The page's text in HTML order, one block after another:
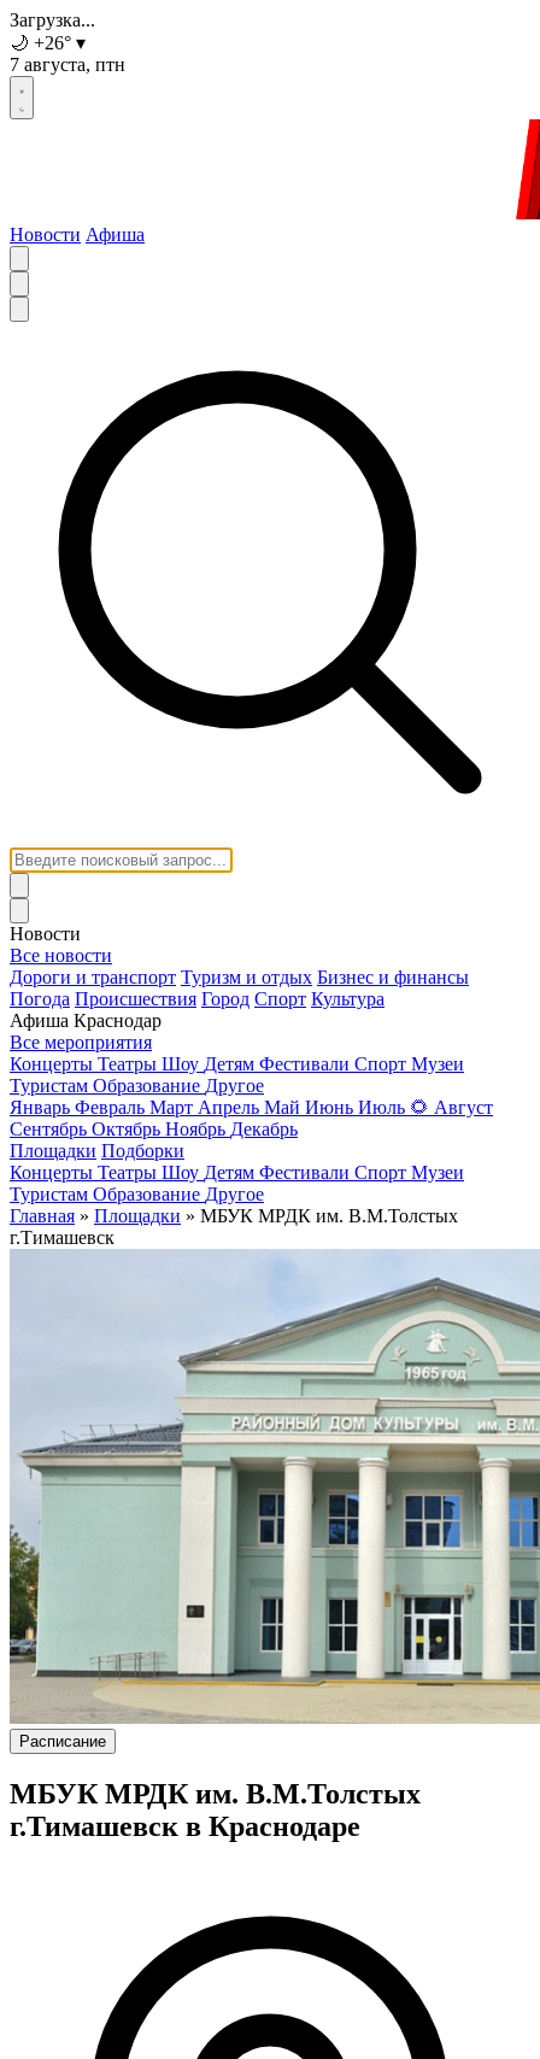
Загрузка...
🌙 +26° ▾
7 августа, птн
Новости Афиша
Новости
Все новости
Дороги и транспорт Туризм и отдых Бизнес и финансы
Погода Происшествия Город Спорт Культура
Афиша Краснодар
Все мероприятия
Концерты Театры Шоу Детям Фестивали Спорт Музеи
Туристам Образование Другое
Январь Февраль Март Апрель Май Июнь Июль 🌻 Август
Сентябрь Октябрь Ноябрь Декабрь
Площадки Подборки
Концерты Театры Шоу Детям Фестивали Спорт Музеи
Туристам Образование Другое
Главная » Площадки » МБУК МРДК им. В.М.Толстых
г.Тимашевск
Расписание
МБУК МРДК им. В.М.Толстых
г.Тимашевск в Краснодаре